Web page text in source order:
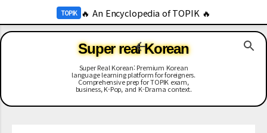
TOPIK 🔥 An Encyclopedia of TOPIK 🔥
기본 콘텐츠로 건너뛰기
Super real Korean
Super Real Korean: Premium Korean
language learning platform for foreigners.
Comprehensive prep for TOPIK exam,
business, K-Pop, and K-Drama context.